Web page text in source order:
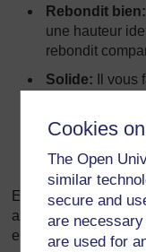
Cookies
The Open
similar
secure and
are
are used for
Rebondit bien:
une hauteur
rebondit
Solide:
Il
devoir le
aux mains
Enfin, vous devrez
avez déterminés et
exemple est fourni